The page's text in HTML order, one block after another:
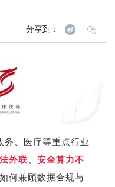
分享到：
务、医疗等重点行业
外联、安全算力不
何兼顾数据合规与